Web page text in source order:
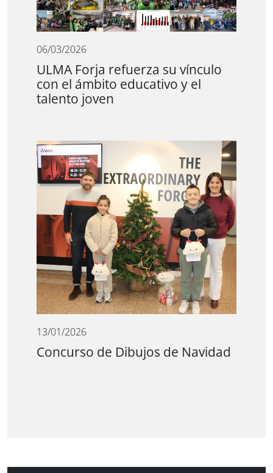
06/03/2026
ULMA Forja refuerza su vínculo
con el ámbito educativo y el
talento joven
13/01/2026
Concurso de Dibujos de Navidad